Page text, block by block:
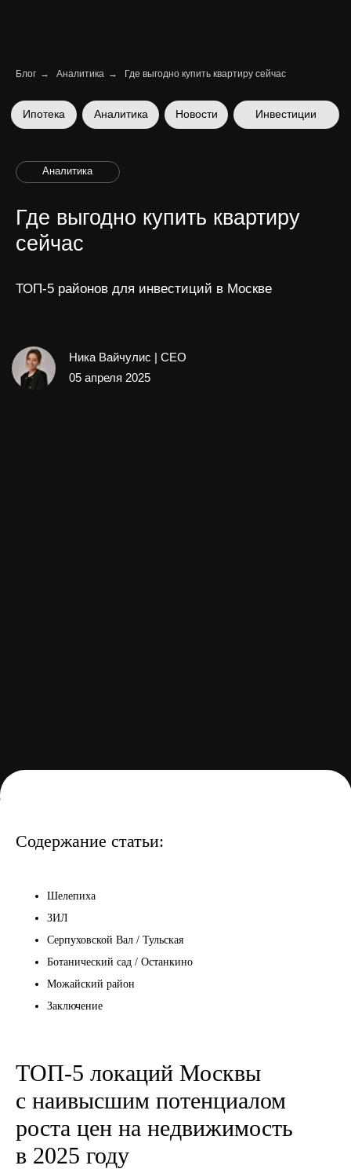
Блог → Аналитика → Где выгодно купить квартиру сейчас
Новости Инвестиции
сейчас
Содержание статьи:
Шелепиха
ЗИЛ
Серпуховской Вал / Тульская
Ботанический сад / Останкино
Можайский район
Заключение
ТОП-5 локаций Москвы
с наивысшим потенциалом
роста цен на недвижимость
в 2025 году